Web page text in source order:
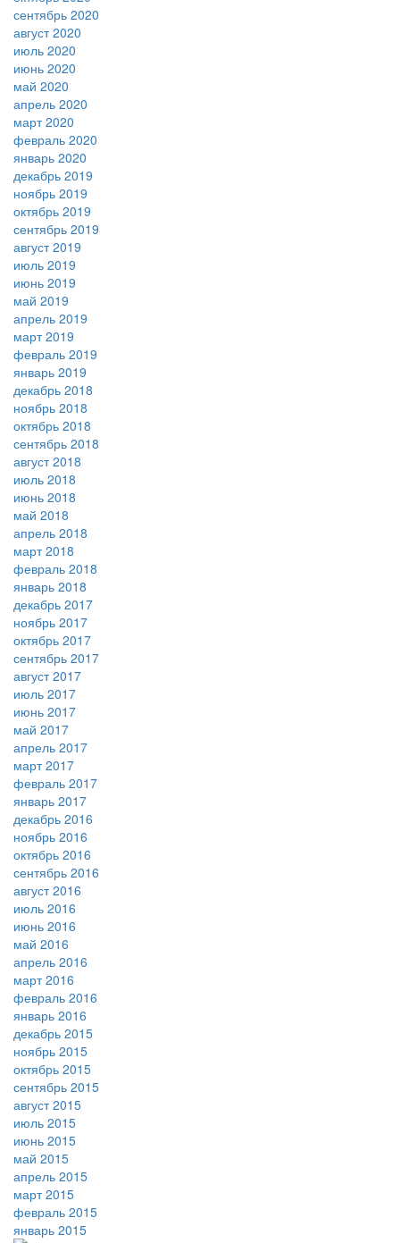
сентябрь 2020
август 2020
июль 2020
июнь 2020
май 2020
апрель 2020
март 2020
февраль 2020
январь 2020
декабрь 2019
ноябрь 2019
октябрь 2019
сентябрь 2019
август 2019
июль 2019
июнь 2019
май 2019
апрель 2019
март 2019
февраль 2019
январь 2019
декабрь 2018
ноябрь 2018
октябрь 2018
сентябрь 2018
август 2018
июль 2018
июнь 2018
май 2018
апрель 2018
март 2018
февраль 2018
январь 2018
декабрь 2017
ноябрь 2017
октябрь 2017
сентябрь 2017
август 2017
июль 2017
июнь 2017
май 2017
апрель 2017
март 2017
февраль 2017
январь 2017
декабрь 2016
ноябрь 2016
октябрь 2016
сентябрь 2016
август 2016
июль 2016
июнь 2016
май 2016
апрель 2016
март 2016
февраль 2016
январь 2016
декабрь 2015
ноябрь 2015
октябрь 2015
сентябрь 2015
август 2015
июль 2015
июнь 2015
май 2015
апрель 2015
март 2015
февраль 2015
январь 2015